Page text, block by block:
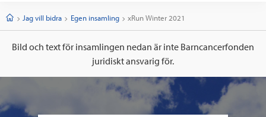
StartJag vill bidra Egen insamling Current:
xRun Winter 2021
Bild och text för insamlingen nedan är inte Barncancerfonden
juridiskt ansvarig för.